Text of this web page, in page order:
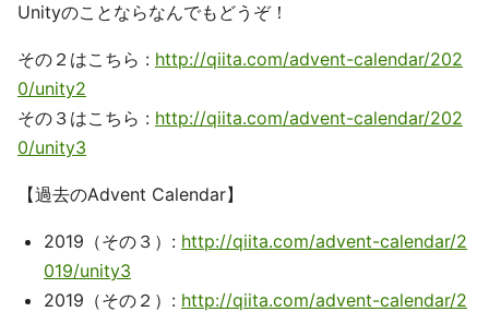
Unityのことならなんでもどうぞ！
その２はこちら : http://qiita.com/advent-calendar/202
0/unity2
その３はこちら : http://qiita.com/advent-calendar/202
0/unity3
【過去のAdvent Calendar】
2019（その３）: http://qiita.com/advent-calendar/2
019/unity3
2019（その２）: http://qiita.com/advent-calendar/2